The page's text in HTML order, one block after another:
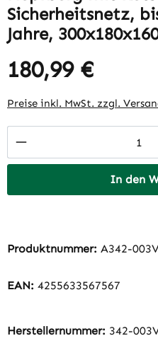
Sicherheitsnetz,
Jahre,
Regulärer Preis:
180,99 €
Preise inkl. MwSt. zzgl.
Produkt Anzahl:
In den
Produktnummer: A342-
EAN: 4255633567567
Herstellernummer: 342-